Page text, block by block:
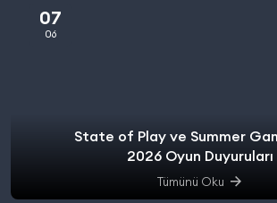
07
06
State of Play ve Summer
2026 Oyun Duyuruları
Tümünü Oku